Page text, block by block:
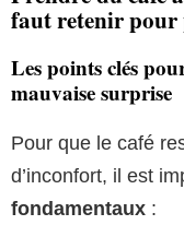
faut retenir pour
Les points clés
mauvaise surprise
Pour que le café
d’inconfort, il est
fondamentaux :